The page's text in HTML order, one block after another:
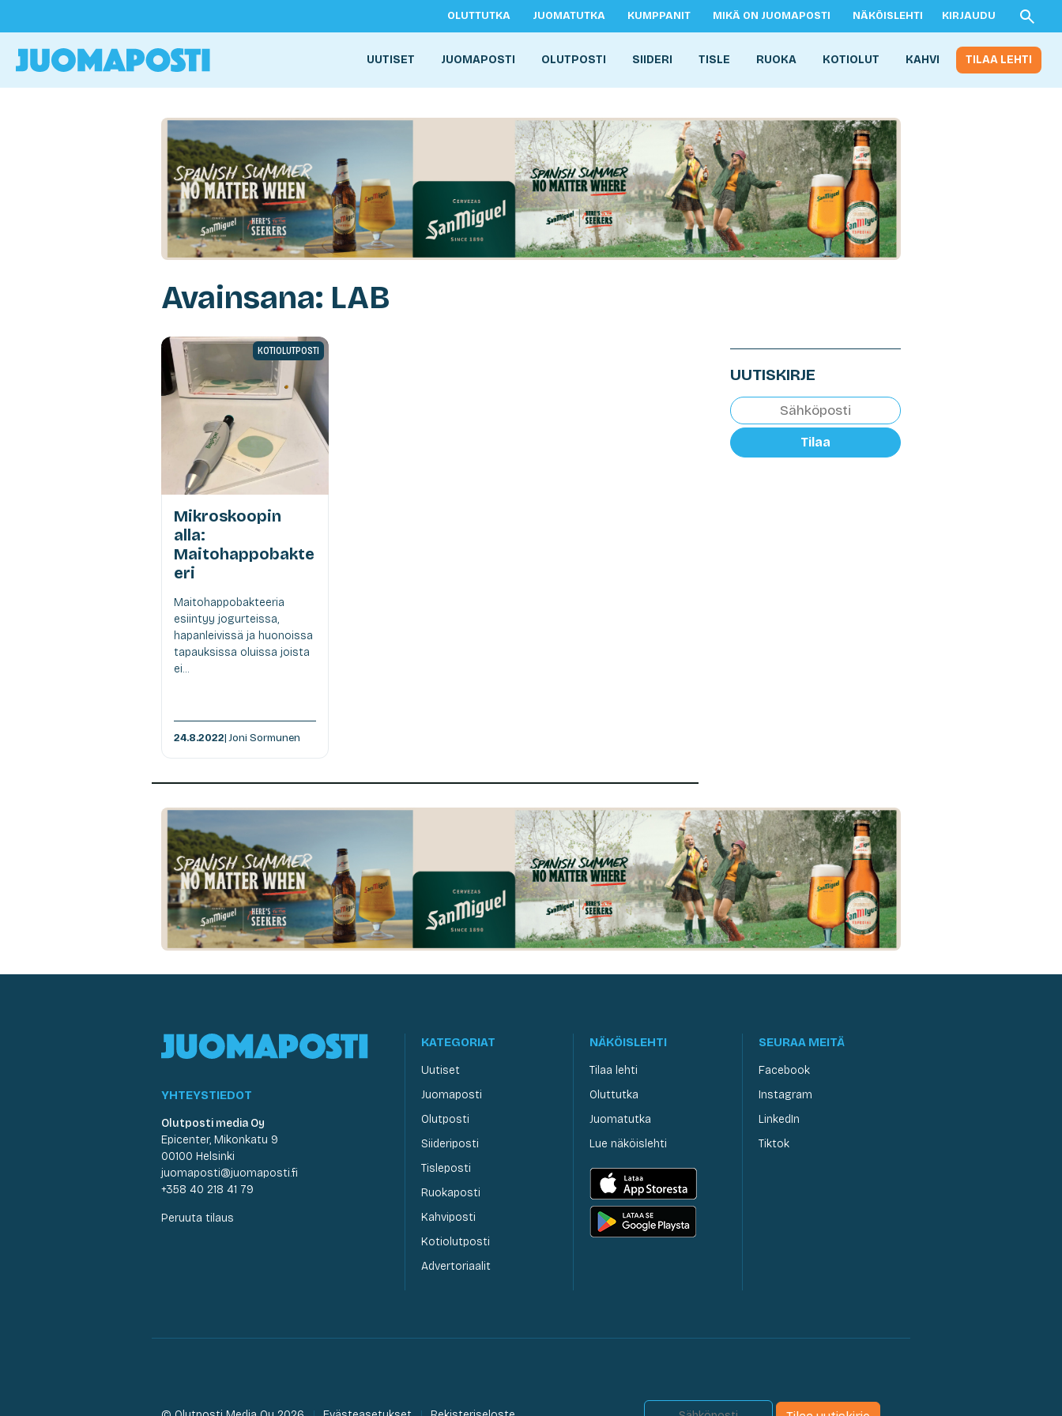
OLUTTUTKA JUOMATUTKA KUMPPANIT MIKÄ ON JUOMAPOSTI NÄKÖISLEHTI KIRJAUDU
UUTISET JUOMAPOSTI OLUTPOSTI SIIDERI TISLE RUOKA KOTIOLUT KAHVI TILAA LEHTI
Avainsana: LAB
KOTIOLUTPOSTI
Mikroskoopin
alla:
Maitohappobakte
eri
Maitohappobakteeria
esiintyy jogurteissa,
hapanleivissä ja huonoissa
tapauksissa oluissa joista
ei...
24.8.2022| Joni Sormunen
UUTISKIRJE
Tilaa
YHTEYSTIEDOT
Olutposti media Oy
Epicenter, Mikonkatu 9
00100 Helsinki
juomaposti@juomaposti.fi
+358 40 218 41 79
Peruuta tilaus
KATEGORIAT
Uutiset
Juomaposti
Olutposti
Siideriposti
Tisleposti
Ruokaposti
Kahviposti
Kotiolutposti
Advertoriaalit
NÄKÖISLEHTI
Tilaa lehti
Oluttutka
Juomatutka
Lue näköislehti
SEURAA MEITÄ
Facebook
Instagram
LinkedIn
Tiktok